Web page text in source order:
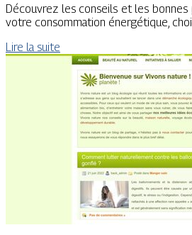
Découvrez les conseils et les
votre consommation énergétique,
Lire la suite